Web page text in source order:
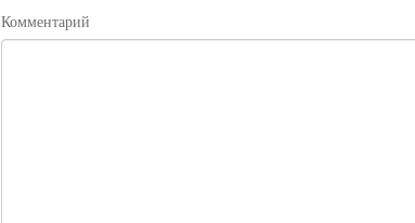
Комментарий